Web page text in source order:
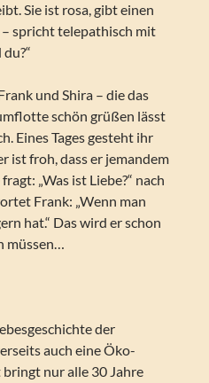
Sie ist rosa, gibt einen
spricht telepathisch mit
und Shira – die das
schön grüßen lässt
Eines Tages gesteht ihr
ist froh, dass er jemandem
„Was ist Liebe?“ nach
Frank: „Wenn man
hat.“ Das wird er schon
müssen…
der
auch eine Öko-
nur alle 30 Jahre